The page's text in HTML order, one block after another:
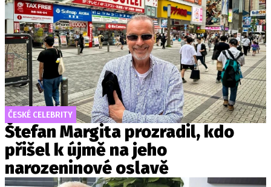
ČESKÉ CELEBRITY
Štefan Margita prozradil, kdo
přišel k újmě na jeho
narozeninové oslavě